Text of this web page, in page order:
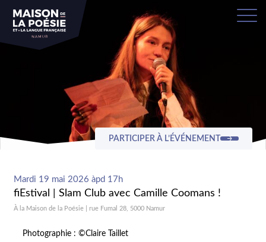
PARTICIPER À L’ÉVÉNEMENT
Mardi 19 mai 2026 àpd 17h
fiEstival | Slam Club avec Camille Coomans !
À la Maison de la Poésie | rue Fumal 28, 5000 Namur
Photographie : ©Claire Taillet